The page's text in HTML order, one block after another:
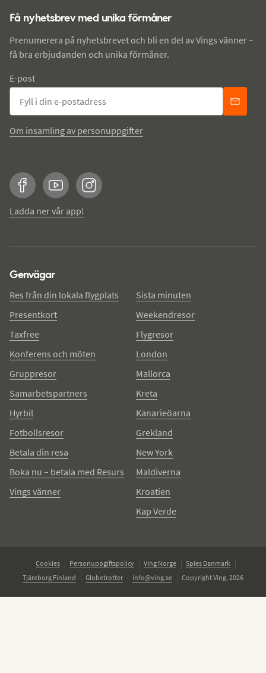
Få nyhetsbrev med unika förmåner
Prenumerera på nyhetsbrevet och bli en del av Vings vänner –
få bra erbjudanden och unika förmåner.
E-post
Om insamling av personuppgifter
FacebookYouTubeInstagram
Ladda ner vår app!
Genvägar
Res från din lokala flygplats
Presentkort
Taxfree
Konferens och möten
Gruppresor
Samarbetspartners
Hyrbil
Fotbollsresor
Betala din resa
Boka nu – betala med Resurs
Vings vänner
Sista minuten
Weekendresor
Flygresor
London
Mallorca
Kreta
Kanarieöarna
Grekland
New York
Maldiverna
Kroatien
Kap Verde
Cookies Personuppgiftspolicy Ving Norge
Spies Danmark
Tjäreborg Finland
Globetrotter info@ving.se Copyright Ving, 2026